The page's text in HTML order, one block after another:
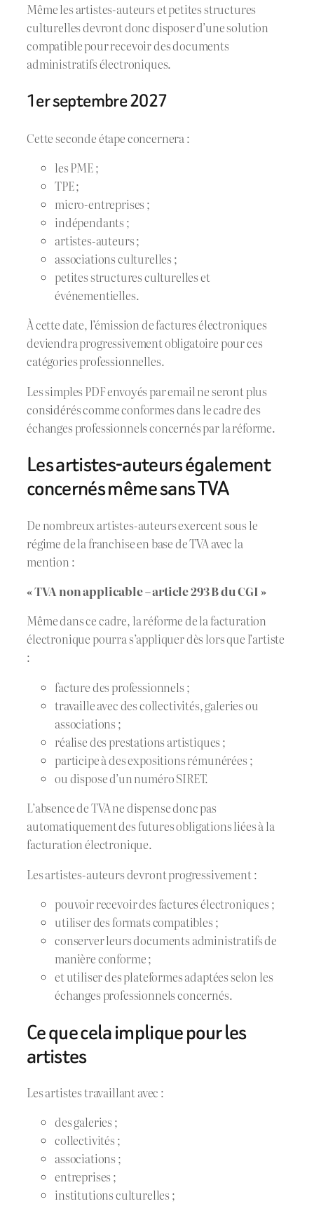
Même les artistes-auteurs et petites structures
culturelles devront donc disposer d’une solution
compatible pour recevoir des documents
administratifs électroniques.
1er septembre 2027
Cette seconde étape concernera :
les PME ;
TPE ;
micro-entreprises ;
indépendants ;
artistes-auteurs ;
associations culturelles ;
petites structures culturelles et
événementielles.
À cette date, l’émission de factures électroniques
deviendra progressivement obligatoire pour ces
catégories professionnelles.
Les simples PDF envoyés par email ne seront plus
considérés comme conformes dans le cadre des
échanges professionnels concernés par la réforme.
Les artistes-auteurs également
concernés même sans TVA
De nombreux artistes-auteurs exercent sous le
régime de la franchise en base de TVA avec la
mention :
« TVA non applicable – article 293 B du CGI »
Même dans ce cadre, la réforme de la facturation
électronique pourra s’appliquer dès lors que l’artiste
:
facture des professionnels ;
travaille avec des collectivités, galeries ou
associations ;
réalise des prestations artistiques ;
participe à des expositions rémunérées ;
ou dispose d’un numéro SIRET.
L’absence de TVA ne dispense donc pas
automatiquement des futures obligations liées à la
facturation électronique.
Les artistes-auteurs devront progressivement :
pouvoir recevoir des factures électroniques ;
utiliser des formats compatibles ;
conserver leurs documents administratifs de
manière conforme ;
et utiliser des plateformes adaptées selon les
échanges professionnels concernés.
Ce que cela implique pour les
artistes
Les artistes travaillant avec :
des galeries ;
collectivités ;
associations ;
entreprises ;
institutions culturelles ;